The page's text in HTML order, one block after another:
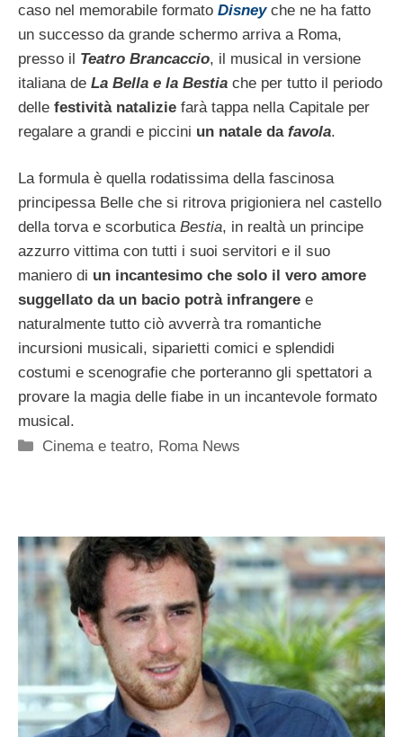
caso nel memorabile formato Disneyche ne ha fatto
un successo da grande schermo arriva a Roma,
presso il Teatro Brancaccio, il musical in versione
italiana de La Bella e la Bestia che per tutto il periodo
delle festività natalizie farà tappa nella Capitale per
regalare a grandi e piccini un natale da favola.
La formula è quella rodatissima della fascinosa
principessa Belle che si ritrova prigioniera nel castello
della torva e scorbutica Bestia, in realtà un principe
azzurro vittima con tutti i suoi servitori e il suo
maniero di un incantesimo che solo il vero amore
suggellato da un bacio potrà infrangere e
naturalmente tutto ciò avverrà tra romantiche
incursioni musicali, siparietti comici e splendidi
costumi e scenografie che porteranno gli spettatori a
provare la magia delle fiabe in un incantevole formato
musical.
Categorie
Cinema e teatro, Roma News